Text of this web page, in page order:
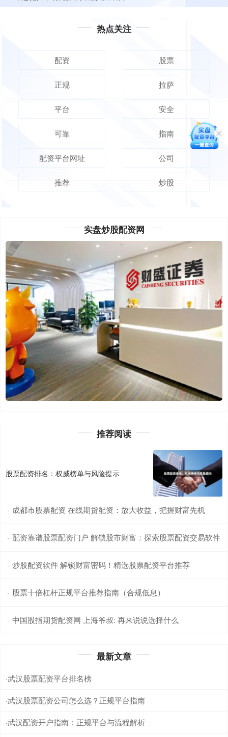
热点关注
配资 股票
正规 拉萨
平台 安全
可靠 指南
配资平台网址 公司
推荐 炒股
实盘炒股配资网
推荐阅读
股票配资排名：权威榜单与风险提示
· 成都市股票配资 在线期货配资：放大收益，把握财富先机
· 配资靠谱股票配资门户 解锁股市财富：探索股票配资交易软件
· 炒股配资软件 解锁财富密码！精选股票配资平台推荐
· 股票十倍杠杆正规平台推荐指南（合规低息）
· 中国股指期货配资网 上海爷叔: 再来说说选择什么
最新文章
·武汉股票配资平台排名榜
·武汉股票配资公司怎么选？正规平台指南
·武汉配资开户指南：正规平台与流程解析